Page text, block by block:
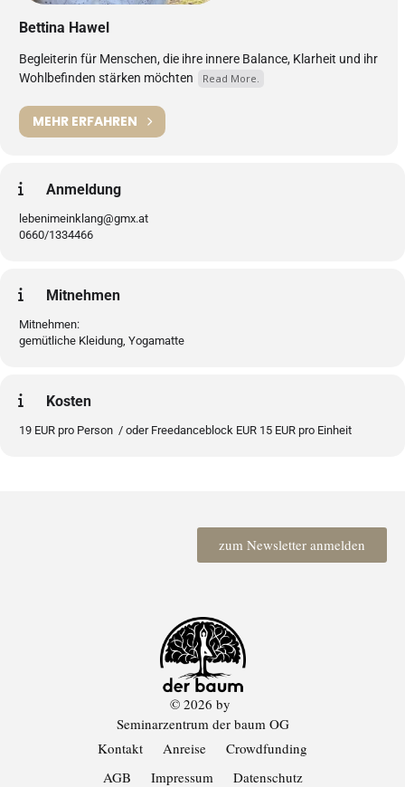
Bettina Hawel
Begleiterin für Menschen, die ihre innere Balance, Klarheit und ihr
Wohlbefinden stärken möchten
Read More.
MEHR ERFAHREN
Anmeldung
lebenimeinklang@gmx.at
0660/1334466
Mitnehmen
Mitnehmen:
gemütliche Kleidung, Yogamatte
Kosten
19 EUR pro Person / oder Freedanceblock EUR 15 EUR pro Einheit
zum Newsletter anmelden
Kontakt Anreise Crowdfunding
© 2026 by
Seminarzentrum der baum OG
AGB Impressum Datenschutz